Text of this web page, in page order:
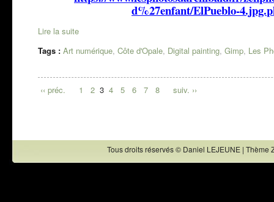
d%27enfant/ElPueblo-
Lire la suite
Tags : Art numérique, Côte d'Opale, Digital painting, Gimp, Les
‹‹ préc. 1 2 3 4 5 6 7 8 suiv. ››
Tous droits réservés © Daniel LEJEUNE |